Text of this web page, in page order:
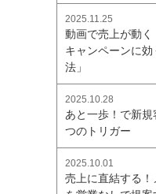
2025.11.25
動画で売上が動く
キャンペーンに
法」
2025.10.28
あと一歩！で新
つのトリガー
2025.10.01
売上に直結する